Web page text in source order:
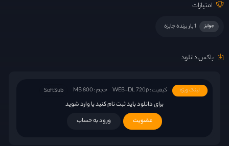
امتیازات
جوایز 1 بار برنده جایزه
باکس دانلود
لینک ویژه کیفیت : WEB-DL 720p حجم : 800 MB SoftSub
برای دانلود باید ثبت نام کنید یا وارد شوید
عضویت
ورود به حساب